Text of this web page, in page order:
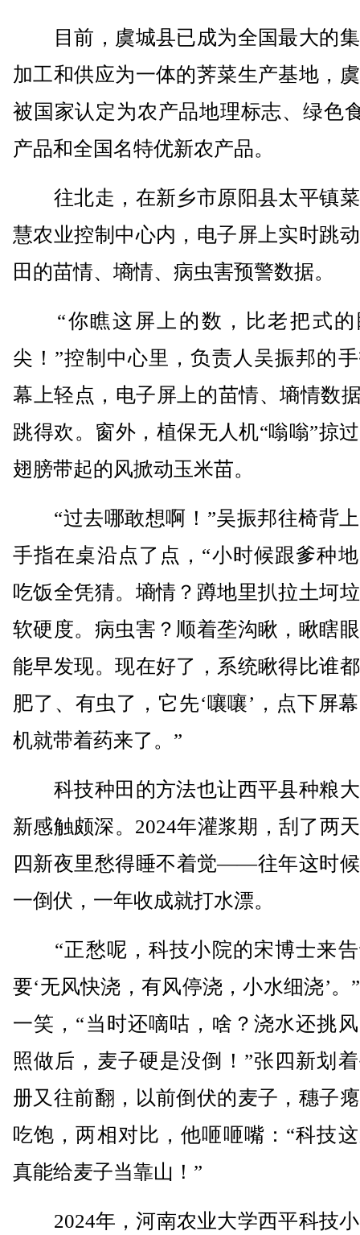
目前，虞城县已成为全国最大的
加工和供应为一体的荠菜生产基地，
被国家认定为农产品地理标志、绿色
产品和全国名特优新农产品。
往北走，在新乡市原阳县太平镇
慧农业控制中心内，电子屏上实时跳
田的苗情、墒情、病虫害预警数据。
“你瞧这屏上的数，比老把式的
尖！”控制中心里，负责人吴振邦的
幕上轻点，电子屏上的苗情、墒情数
跳得欢。窗外，植保无人机“嗡嗡”掠
翅膀带起的风掀动玉米苗。
“过去哪敢想啊！”吴振邦往椅背
手指在桌沿点了点，“小时候跟爹种
吃饭全凭猜。墒情？蹲地里扒拉土坷
软硬度。病虫害？顺着垄沟瞅，瞅瞎
能早发现。现在好了，系统瞅得比谁
肥了、有虫了，它先‘嚷嚷’，点下屏
机就带着药来了。”
科技种田的方法也让西平县种粮
新感触颇深。2024年灌浆期，刮了两
四新夜里愁得睡不着觉——往年这时
一倒伏，一年收成就打水漂。
“正愁呢，科技小院的宋博士来告
要‘无风快浇，有风停浇，小水细浇’。
一笑，“当时还嘀咕，啥？浇水还挑
照做后，麦子硬是没倒！”张四新划
册又往前翻，以前倒伏的麦子，穗子
吃饱，两相对比，他咂咂嘴：“科技
真能给麦子当靠山！”
2024年，河南农业大学西平科技小